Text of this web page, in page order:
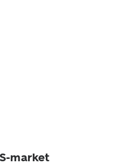
market